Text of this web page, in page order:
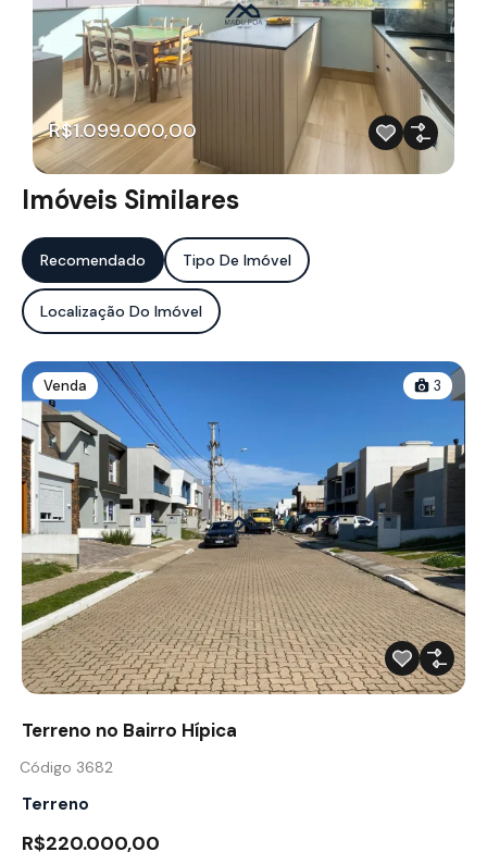
R$1.099.000,00
Imóveis Similares
Recomendado Tipo De Imóvel
Localização Do Imóvel
Venda 3
Terreno no Bairro Hípica
Código 3682
Terreno
R$220.000,00